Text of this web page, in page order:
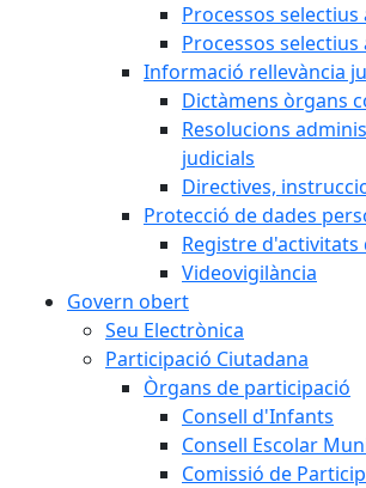
Processos selectius
Processos selectius
Informació rellevància
Dictàmens òrgans
Resolucions
judicials
Directives,
Protecció de dades
Registre
Videovigilància
Govern obert
Seu Electrònica
Participació Ciutadana
Òrgans de participació
Consell d'Infants
Consell Escolar
Comissió de